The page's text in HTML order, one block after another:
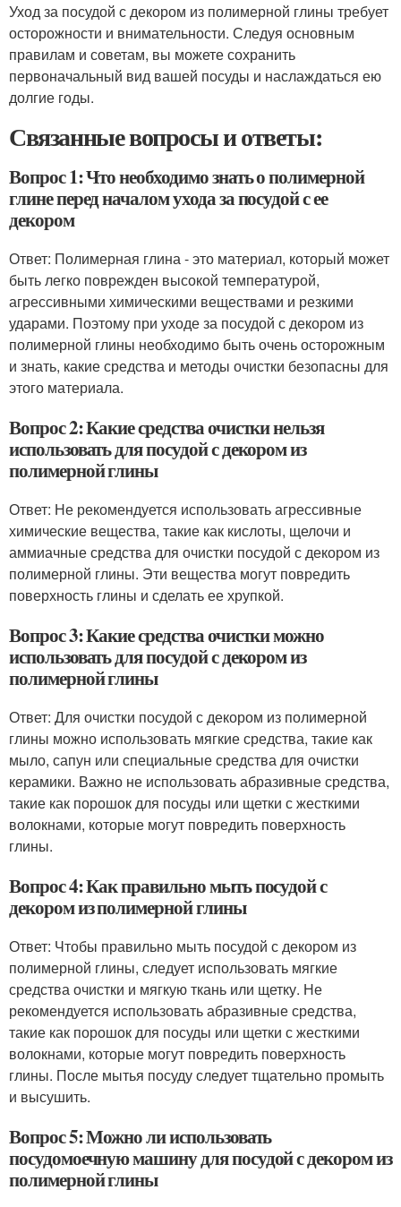
Уход за посудой с декором из полимерной глины требует
осторожности и внимательности. Следуя основным
правилам и советам, вы можете сохранить
первоначальный вид вашей посуды и наслаждаться ею
долгие годы.
Связанные вопросы и ответы:
Вопрос 1: Что необходимо знать о полимерной
глине перед началом ухода за посудой с ее
декором
Ответ: Полимерная глина - это материал, который может
быть легко поврежден высокой температурой,
агрессивными химическими веществами и резкими
ударами. Поэтому при уходе за посудой с декором из
полимерной глины необходимо быть очень осторожным
и знать, какие средства и методы очистки безопасны для
этого материала.
Вопрос 2: Какие средства очистки нельзя
использовать для посудой с декором из
полимерной глины
Ответ: Не рекомендуется использовать агрессивные
химические вещества, такие как кислоты, щелочи и
аммиачные средства для очистки посудой с декором из
полимерной глины. Эти вещества могут повредить
поверхность глины и сделать ее хрупкой.
Вопрос 3: Какие средства очистки можно
использовать для посудой с декором из
полимерной глины
Ответ: Для очистки посудой с декором из полимерной
глины можно использовать мягкие средства, такие как
мыло, сапун или специальные средства для очистки
керамики. Важно не использовать абразивные средства,
такие как порошок для посуды или щетки с жесткими
волокнами, которые могут повредить поверхность
глины.
Вопрос 4: Как правильно мыть посудой с
декором из полимерной глины
Ответ: Чтобы правильно мыть посудой с декором из
полимерной глины, следует использовать мягкие
средства очистки и мягкую ткань или щетку. Не
рекомендуется использовать абразивные средства,
такие как порошок для посуды или щетки с жесткими
волокнами, которые могут повредить поверхность
глины. После мытья посуду следует тщательно промыть
и высушить.
Вопрос 5: Можно ли использовать
посудомоечную машину для посудой с декором из
полимерной глины